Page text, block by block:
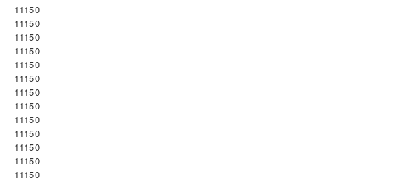
11150
11150
11150
11150
11150
11150
11150
11150
11150
11150
11150
11150
11150